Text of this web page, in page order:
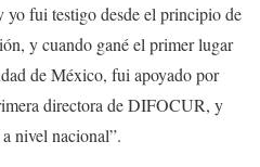
yofui testigo desde el principio de
y cuando ganéel primer lugar
de México, fui apoyado por
directora deDIFOCUR, y
nivel nacional”.